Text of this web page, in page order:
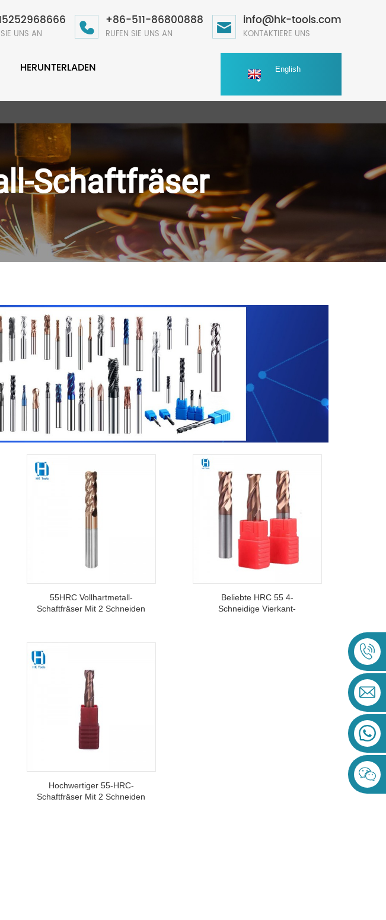
UNS AN
+86-511-86800888
RUFEN SIE UNS AN
info@hk-tools.com
KONTAKTIERE UNS
HERUNTERLADEN
English
Schaftfräser
55HRC Vollhartmetall-
Schaftfräser Mit 2 Schneiden
Beliebte HRC 55 4-
Schneidige Vierkant-
Hochwertiger 55-HRC-
Schaftfräser Mit 2 Schneiden